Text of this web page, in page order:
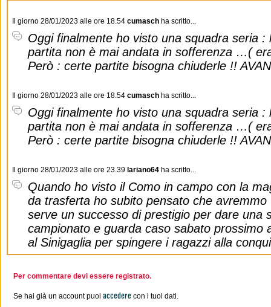
Il giorno 28/01/2023 alle ore 18.54 cumasch ha scritto...
Oggi finalmente ho visto una squadra seria
partita non è mai andata in sofferenza …(
Però : certe partite bisogna chiuderle !!
Il giorno 28/01/2023 alle ore 18.54 cumasch ha scritto...
Oggi finalmente ho visto una squadra seria
partita non è mai andata in sofferenza …(
Però : certe partite bisogna chiuderle !!
Il giorno 28/01/2023 alle ore 23.39 lariano64 ha scritto...
Quando ho visto il Como in campo con la
da trasferta ho subito pensato che
serve un successo di prestigio per dare una
campionato e guarda caso sabato prossimo
al Sinigaglia per spingere i ragazzi alla
Per commentare devi essere registrato.
Se hai già un account puoi accedere con i tuoi dati.